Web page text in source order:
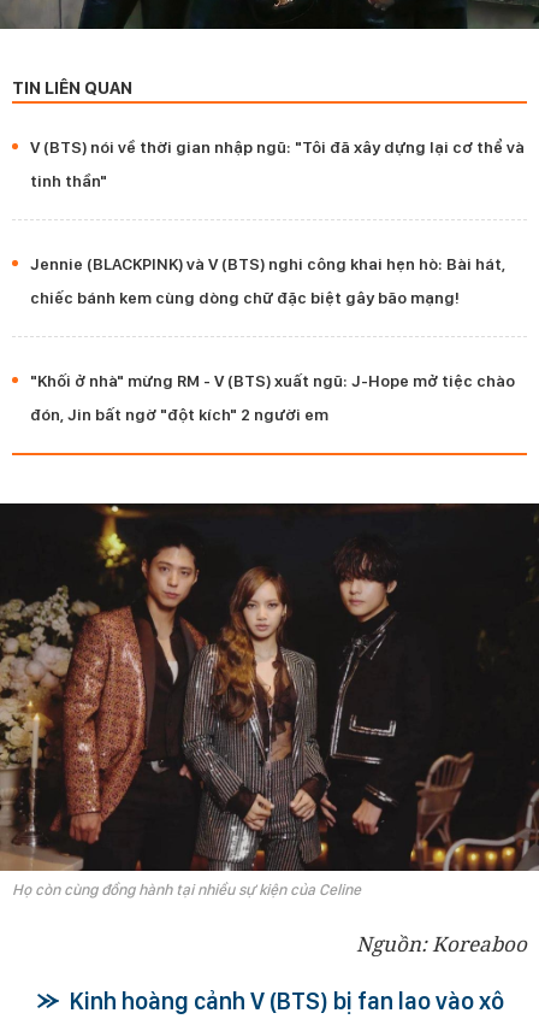
TIN LIÊN QUAN
V (BTS) nói về thời gian nhập ngũ: "Tôi đã xây dựng lại cơ thể và
tinh thần"
Jennie (BLACKPINK) và V (BTS) nghi công khai hẹn hò: Bài hát,
chiếc bánh kem cùng dòng chữ đặc biệt gây bão mạng!
"Khối ở nhà" mừng RM - V (BTS) xuất ngũ: J-Hope mở tiệc chào
đón, Jin bất ngờ "đột kích" 2 người em
Họ còn cùng đồng hành tại nhiều sự kiện của Celine
Nguồn: Koreaboo
Kinh hoàng cảnh V (BTS) bị fan lao vào xô